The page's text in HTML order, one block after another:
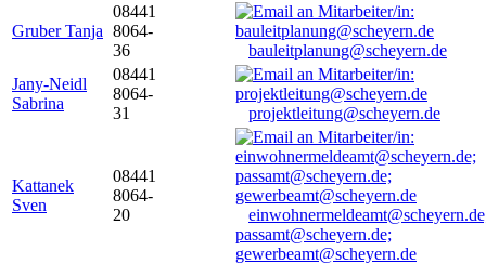
Gruber Tanja
08441
8064-
36
bauleitplanung@scheyern.de
Jany-Neidl
Sabrina
08441
8064-
31
projektleitung@scheyern.de
Kattanek
Sven
08441
8064-
20
passamt@scheyern.de;
gewerbeamt@scheyern.de